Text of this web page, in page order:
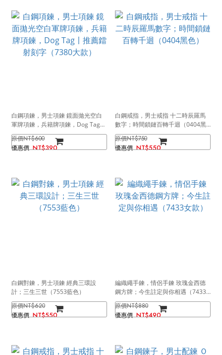
白鋼項鍊，男士項鍊 鏡面拋光空白
軍牌項鍊，兵籍牌項鍊，Dog Tag〡
推薦鐳射刻字（7380大款）
NT$600
NT$390
白鋼戒指，男士戒指 十二時辰羅馬
數字；時間鎖鏈百轉千迴（0404黑
色）
NT$750
NT$550
白鋼對鍊，男士項鍊 經典三環設
計；三生三世（7553藍色）
NT$620
NT$550
編織繩手鍊，情侶手鍊 玫瑰金西德
鋼方牌；今生註定與你相遇（7433
女款）
NT$880
NT$490